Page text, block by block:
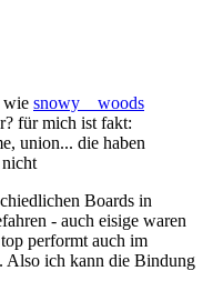
wie snowy__woods
für mich ist fakt:
union... die haben
Boards in
- auch eisige waren
performt auch im
Also ich kann die Bindung